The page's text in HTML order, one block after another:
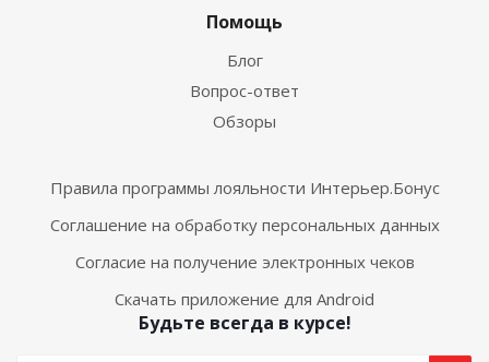
Помощь
Блог
Вопрос-ответ
Обзоры
Правила программы лояльности Интерьер.Бонус
Соглашение на обработку персональных данных
Согласие на получение электронных чеков
Скачать приложение для Android
Будьте всегда в курсе!